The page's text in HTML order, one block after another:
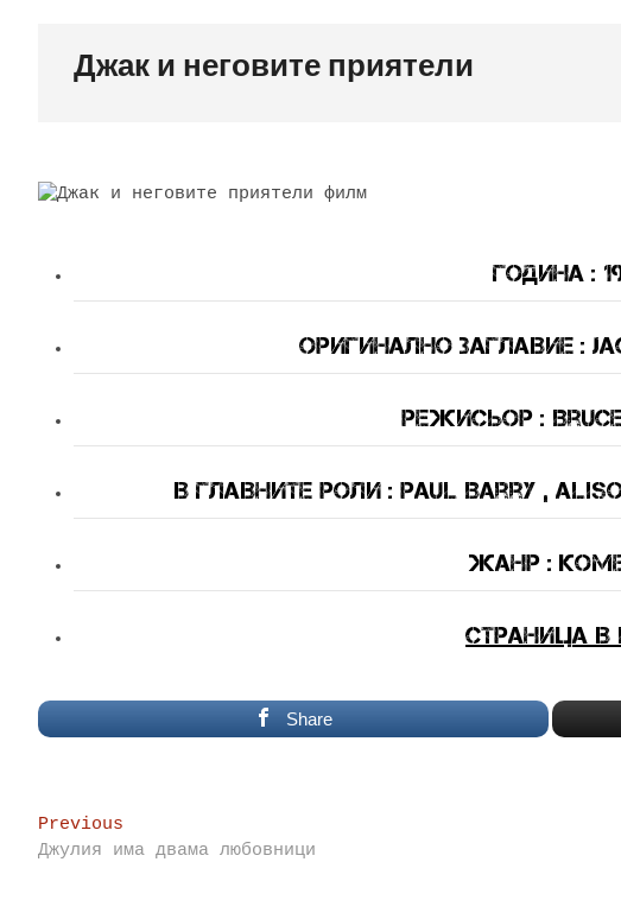
Джак и неговите приятели
Година :
Оригинално Заглавие :
Режисьор :
В Главните Роли : Paul Barry ,
Жанр :
Страница в
Share
Post
navigation
Previous
post:
Джулия има двама любовници